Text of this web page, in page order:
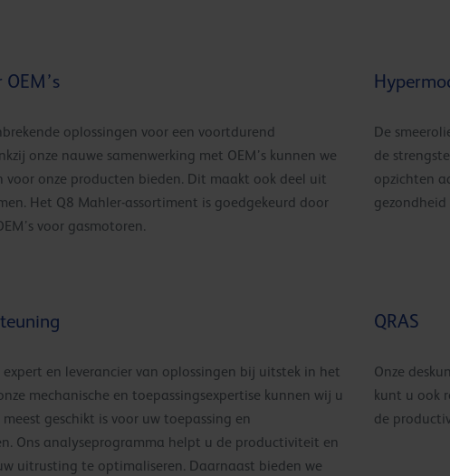
oplossingen voor een voortdurend
onze nauwe samenwerking met OEM’s kunnen we
voor onze producten bieden. Dit maakt ook deel uit
Het Q8 Mahler-assortiment is goedgekeurd door
voor gasmotoren.
De
de
opzichten
gezondheid
expert en leverancier van oplossingen bij uitstek in het
mechanische en toepassingsexpertise kunnen wij u
geschikt is voor uw toepassing en
Ons analyseprogramma helpt u de productiviteit en
uitrusting te optimaliseren. Daarnaast bieden we
QRAS
Onze
kunt u ook
de